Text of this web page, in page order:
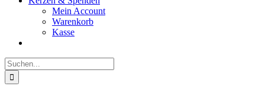
Mein Account
Warenkorb
Kasse
Suche
nach: